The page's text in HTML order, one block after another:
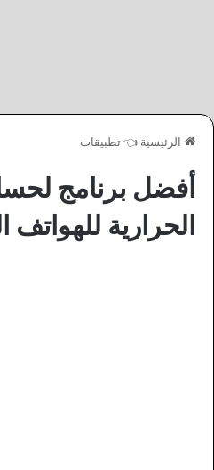
الرئيسية 👈تطبيقات
أفضل برنامج
الحرارية للهواتف